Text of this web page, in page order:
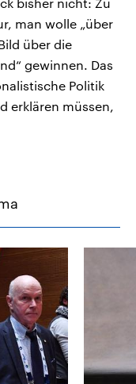
man wolle „über
über die
gewinnen. Das
Politik
erklären müssen,